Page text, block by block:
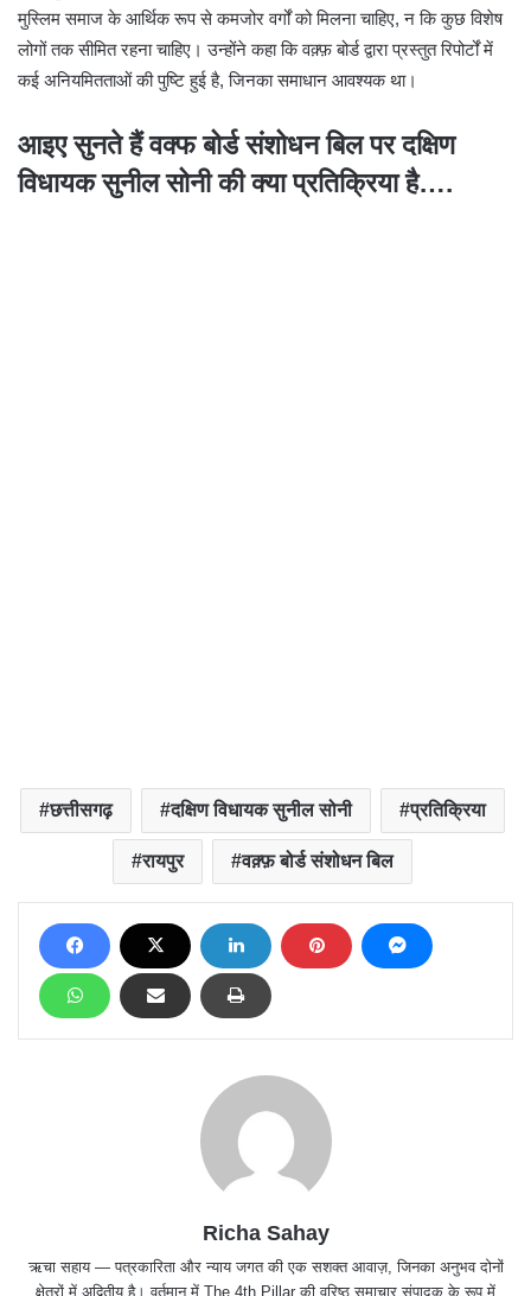
मुस्लिम समाज के आर्थिक रूप से कमजोर वर्गों को मिलना चाहिए, न कि कुछ विशेष
लोगों तक सीमित रहना चाहिए। उन्होंने कहा कि वक़्फ़ बोर्ड द्वारा प्रस्तुत रिपोर्टों में
कई अनियमितताओं की पुष्टि हुई है, जिनका समाधान आवश्यक था।
आइए सुनते हैं वक्फ बोर्ड संशोधन बिल पर दक्षिण
विधायक सुनील सोनी की क्या प्रतिक्रिया है….
छत्तीसगढ़ दक्षिण विधायक सुनील सोनी प्रतिक्रिया
रायपुर वक़्फ़ बोर्ड संशोधन बिल
Richa Sahay
ऋचा सहाय — पत्रकारिता और न्याय जगत की एक सशक्त आवाज़, जिनका अनुभव दोनों
क्षेत्रों में अद्वितीय है। वर्तमान में The 4th Pillar की वरिष्ठ समाचार संपादक के रूप में